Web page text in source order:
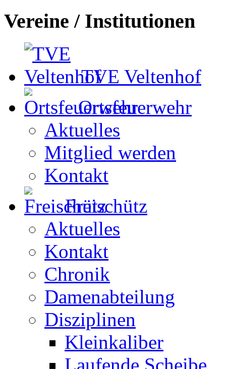
Vereine / Institutionen
TVE Veltenhof
Ortsfeuerwehr
Aktuelles
Mitglied werden
Kontakt
Freischütz
Aktuelles
Kontakt
Chronik
Damenabteilung
Disziplinen
Kleinkaliber
Laufende Scheibe